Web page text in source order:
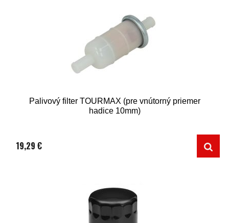
Palivový filter TOURMAX (pre vnútorný priemer
hadice 10mm)
19,29 €